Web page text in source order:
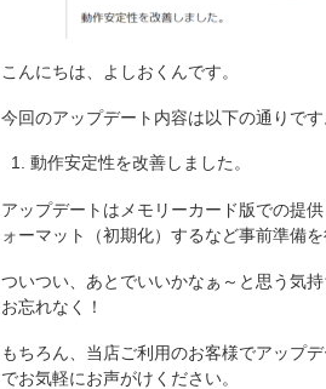
こんにちは、よしおくんです。
今回のアップデート内容は以下の通りです
動作安定性を改善しました。
アップデートはメモリーカード版での提
ォーマット（初期化）するなど事前準備を
ついつい、あとでいいかなぁ～と思う気
お忘れなく！
もちろん、当店ご利用のお客様でアップ
でお気軽にお声がけください。